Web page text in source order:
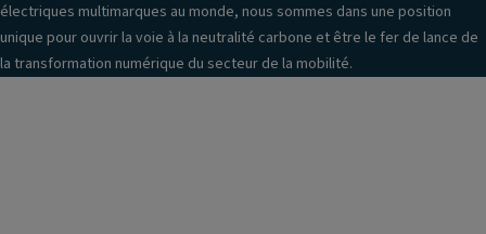
électriques multimarques au monde, nous sommes dans une position
unique pour ouvrir la voie à la neutralité carbone et être le fer de lance de
la transformation numérique du secteur de la mobilité.